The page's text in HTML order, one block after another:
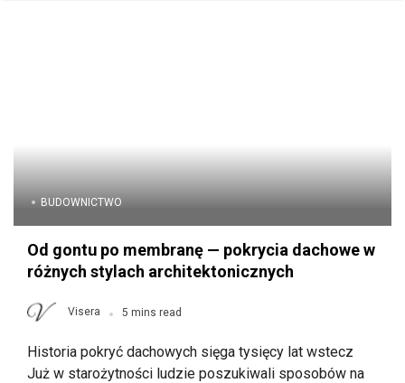
BUDOWNICTWO
Od gontu po membranę — pokrycia dachowe w
różnych stylach architektonicznych
Visera 5 mins read
Historia pokryć dachowych sięga tysięcy lat wstecz
Już w starożytności ludzie poszukiwali sposobów na